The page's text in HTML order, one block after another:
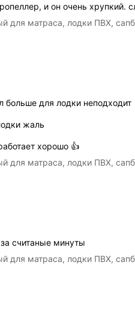
и он очень хрупкий.
для матраса, лодки ПВХ,
больше для лодки неподходит
жаль
хорошо 👍
для матраса, лодки ПВХ,
считаные минуты
для матраса, лодки ПВХ,